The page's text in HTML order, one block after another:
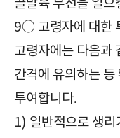
골발육 부전을 일
9○ 고령자에 대한
고령자에는 다음과
간격에 유의하는 등
투여합니다.
1) 일반적으로 생